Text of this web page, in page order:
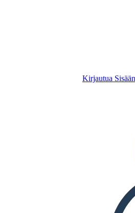
Kirjautua Sisään
Tekstblokker
Kopioi tämä
LUO
LUE